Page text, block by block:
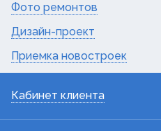
Фото ремонтов
Дизайн-проект
Приемка новостроек
Кабинет клиента